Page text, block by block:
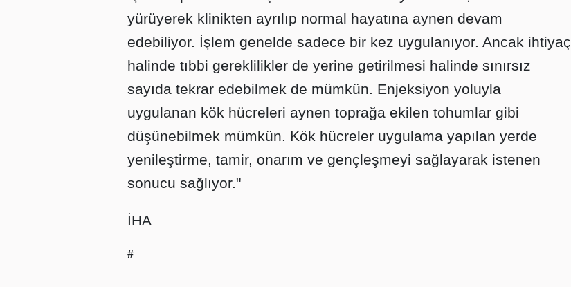
yürüyerek klinikten ayrılıp normal hayatına aynen devam
edebiliyor. İşlem genelde sadece bir kez uygulanıyor. Ancak ihtiyaç
halinde tıbbi gereklilikler de yerine getirilmesi halinde sınırsız
sayıda tekrar edebilmek de mümkün. Enjeksiyon yoluyla
uygulanan kök hücreleri aynen toprağa ekilen tohumlar gibi
düşünebilmek mümkün. Kök hücreler uygulama yapılan yerde
yenileştirme, tamir, onarım ve gençleşmeyi sağlayarak istenen
sonucu sağlıyor."
İHA
#